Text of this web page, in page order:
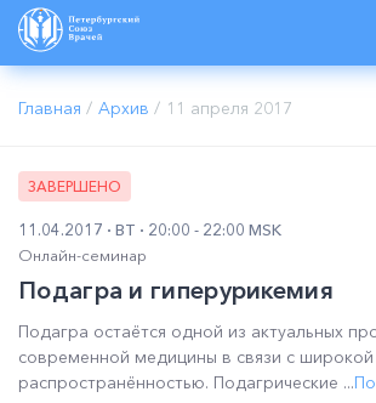
Главная / Архив / 11 апреля 2017
ЗАВЕРШЕНО
11.04.2017 ВТ
20:00 - 22:00 MSK
Онлайн-семинар
Подагра и гиперурикемия
Подагра остаётся одной из актуальных
современной медицины в связи с широкой
распространённостью. Подагрические ...